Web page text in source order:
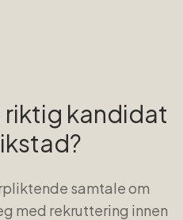
riktig kandidat
?
samtale om
med rekruttering innen